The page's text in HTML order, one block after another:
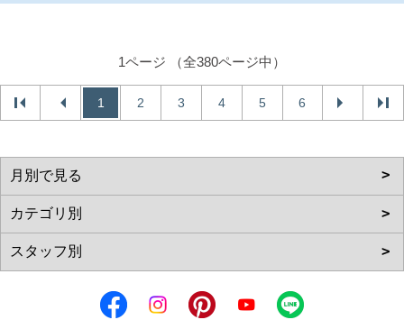
1ページ （全380ページ中）
1 2 3 4 5 6